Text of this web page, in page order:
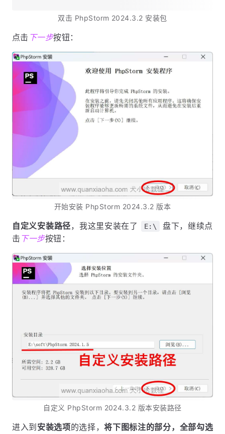
双击 PhpStorm 2024.3.2 安装包
点击 下一步按钮：
开始安装 PhpStorm 2024.3.2 版本
自定义安装路径，我这里安装在了 E:\
盘下，继续点
击 下一步按钮：
自定义 PhpStorm 2024.3.2 版本安装路径
进入到 安装选项的选择，将下图标注的部分，全部勾选